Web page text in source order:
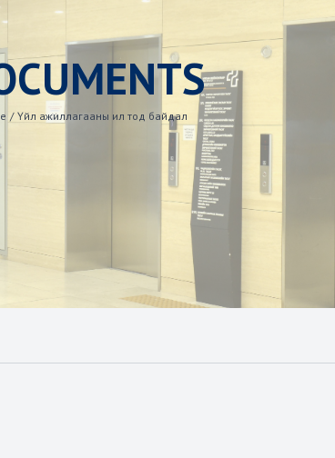
/ Үйл ажиллагааны ил тод байдал